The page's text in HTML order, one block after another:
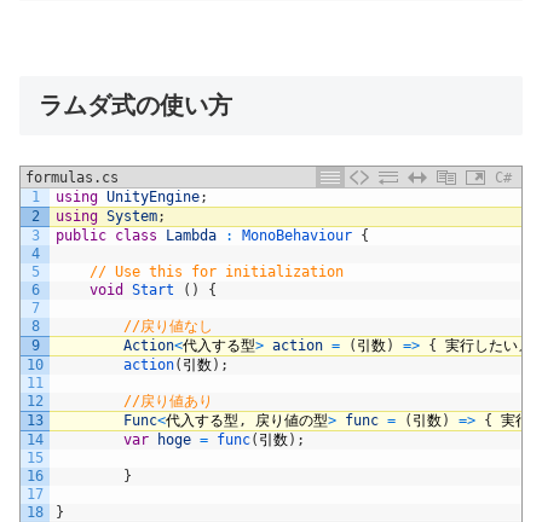
ラムダ式の使い方
formulas.cs
C#
1
2
3
4
5
6
7
8
9
10
11
12
13
14
15
16
17
18
using UnityEngine;
using System;
public class Lambda : MonoBehaviour {
// Use this for initialization
void
Start ( ) {
//戻り値なし
Action<代入する型> action = ( 引数) => { 実行したいメ
action( 引数) ;
//戻り値あり
Func<代入する型 , 戻り値の型> func = ( 引数) => { 実行
var
hoge = func( 引数) ;
}
}